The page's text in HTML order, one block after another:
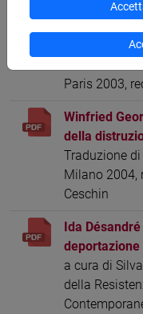
Rémy
dans la
Paris 2003,
Winfried
della
Traduzione
Milano 2004,
Ceschin
Ida
a cura di
della